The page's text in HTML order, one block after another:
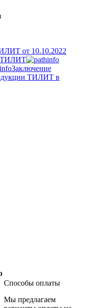
от 10.10.2022
ТИЛИТ
Заключение
ТИЛИТ в
Способы оплаты
Мы предлагаем